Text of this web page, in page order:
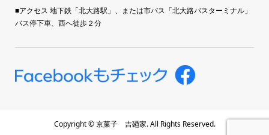
■アクセス 地下鉄「北大路駅」、または市バス「北大路バスターミナル」
バス停下車、西へ徒歩２分
Copyright ©京菓子 吉廼家. All Rights Reserved.